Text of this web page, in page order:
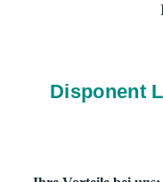
Disponent